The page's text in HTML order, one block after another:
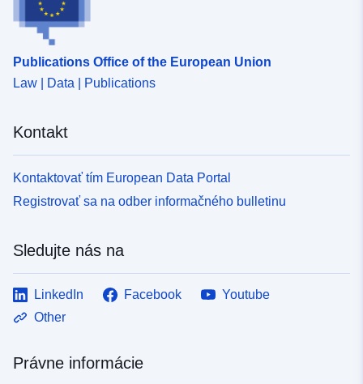
Publications Office of the European Union
Law | Data | Publications
Kontakt
Kontaktovať tím European Data Portal
Registrovať sa na odber informačného bulletinu
Sledujte nás na
LinkedIn Facebook
Youtube
Other
Právne informácie